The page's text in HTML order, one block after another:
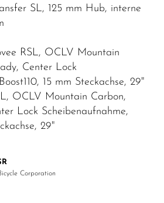
SL, 125 mm Hub, interne
RSL, OCLV Mountain
Center Lock
15 mm Steckachse, 29"
OCLV Mountain Carbon,
Lock Scheibenaufnahme,
29"
Corporation